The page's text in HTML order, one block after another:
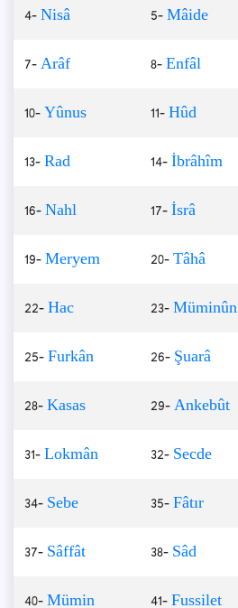
4-Nisâ 5-Mâide
7-Arâf 8-Enfâl
10-Yûnus 11-Hûd
13-Rad 14-İbrâhîm
16-Nahl 17-İsrâ
19-Meryem 20-Tâhâ
22-Hac 23-Müminûn
25-Furkân 26-Şuarâ
28-Kasas 29-Ankebût
31-Lokmân 32-Secde
34-Sebe 35-Fâtır
37-Sâffât 38-Sâd
40-Mümin 41-Fussilet